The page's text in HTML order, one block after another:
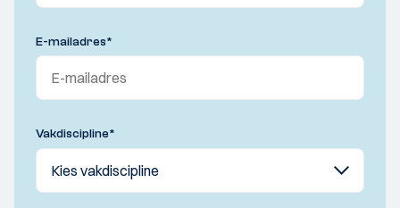
E-mailadres*
Vakdiscipline*